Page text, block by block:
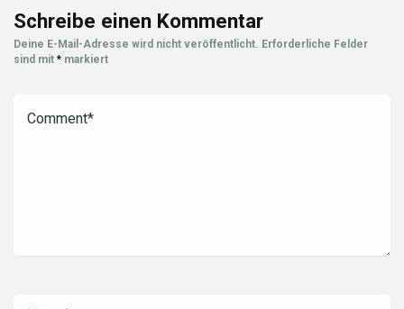
Schreibe einen Kommentar
Deine E-Mail-Adresse wird nicht veröffentlicht. Erforderliche Felder
sind mit * markiert